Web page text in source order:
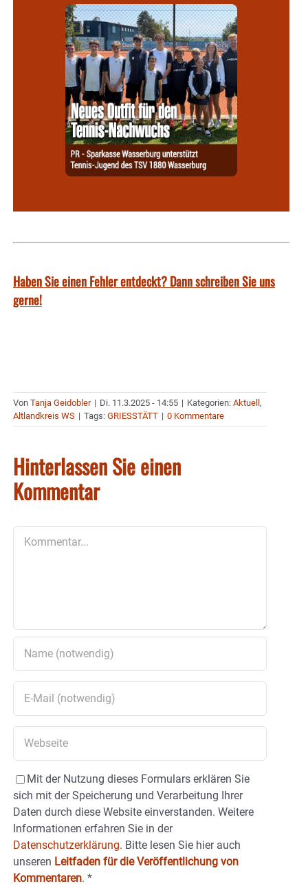
Haben Sie einen Fehler entdeckt? Dann schreiben Sie uns
gerne!
Von Tanja Geidobler | Di. 11.3.2025 - 14:55 | Kategorien: Aktuell,
Altlandkreis WS | Tags: GRIESSTÄTT | 0 Kommentare
Hinterlassen Sie einen
Kommentar
Mit der Nutzung dieses Formulars erklären Sie
sich mit der Speicherung und Verarbeitung Ihrer
Daten durch diese Website einverstanden. Weitere
Informationen erfahren Sie in der
Datenschutzerklärung. Bitte lesen Sie hier auch
unseren Leitfaden für die Veröffentlichung von
Kommentaren. *